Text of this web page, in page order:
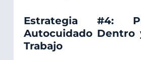
Estrategia #4:
Autocuidado Dentro
Trabajo